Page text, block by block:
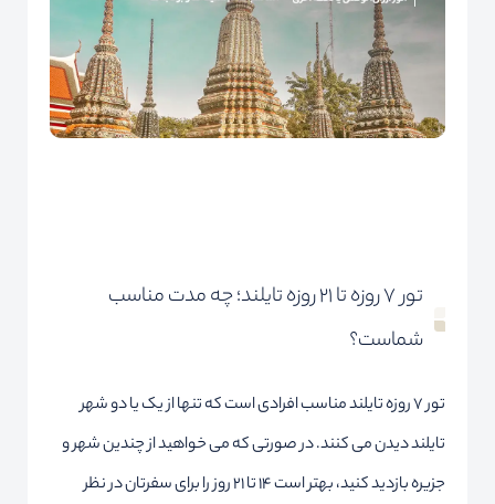
تور ۷ روزه تا ۲۱ روزه تایلند؛ چه مدت مناسب
شماست؟
تور 7 روزه تایلند مناسب افرادی است که تنها از یک یا دو شهر
تایلند دیدن می کنند. در صورتی که می خواهید از چندین شهر و
جزیره بازدید کنید، بهتر است ۱۴ تا ۲۱ روز را برای سفرتان در نظر